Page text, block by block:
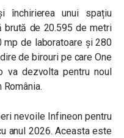
închirierea unui spațiu
de 20.595 de metri
mp de laboratoare și 280
de birouri pe care One
va dezvolta pentru noul
nevoile Infineon pentru
anul 2026. Aceasta este